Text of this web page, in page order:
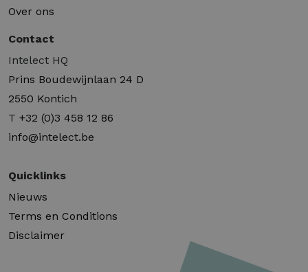
Over ons
Contact
Intelect HQ
Prins Boudewijnlaan 24 D
2550 Kontich
T +32 (0)3 458 12 86
info@intelect.be
Quicklinks
Nieuws
Terms en Conditions
Disclaimer